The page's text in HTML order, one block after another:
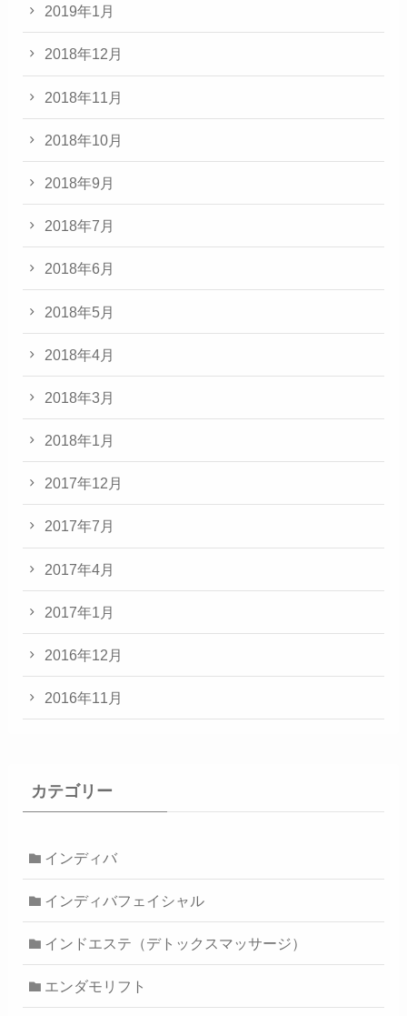
2019年1月
2018年12月
2018年11月
2018年10月
2018年9月
2018年7月
2018年6月
2018年5月
2018年4月
2018年3月
2018年1月
2017年12月
2017年7月
2017年4月
2017年1月
2016年12月
2016年11月
カテゴリー
インディバ
インディバフェイシャル
インドエステ（デトックスマッサージ）
エンダモリフト